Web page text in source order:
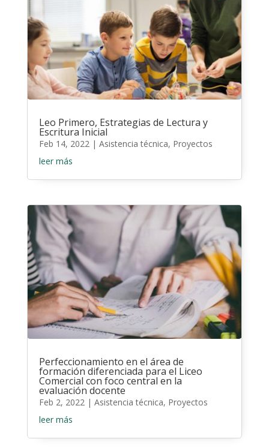
Leo Primero, Estrategias de Lectura y
Escritura Inicial
Feb 14, 2022| Asistencia técnica, Proyectos
leer más
Perfeccionamiento en el área de
formación diferenciada para el Liceo
Comercial con foco central en la
evaluación docente
Feb 2, 2022| Asistencia técnica, Proyectos
leer más